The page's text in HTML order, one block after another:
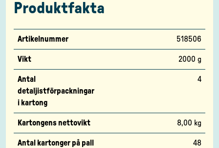
Produktfakta
Artikelnummer 518506
Vikt 2000 g
Antal
detaljistförpackningar
i kartong
4
Kartongens nettovikt 8,00 kg
Antal kartonger på pall 48